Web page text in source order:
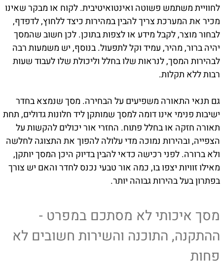
לחוויית משתמש פשוטה ואינטואיטיבית. לקוח או מבקר שאינו
מכיר את המערכת צריך להבין במהירות כיצד ללחוץ, לדפדף,
לבחור מוצר, לקבל מידע או לצפות בתוכן. לכן חשוב שהמסך
יהיה ברור, מהיר, עמיד וקל לתפעול. בנוסף, יש משמעות רבה
לבהירות המסך, לנראות שלו בחלל וליכולת שלו לעבוד שעות
רבות ללא תקלות.
גם תנאי התאורה משפיעים על הבחירה. מסך שנמצא בחדר
ישיבות פנימי אינו דומה למסך שמותקן ליד חלונות גדולים, תחת
תאורה חזקה או בחלל פתוח. החזרי אור יכולים להקשות על
הצפייה, ובהירות נמוכה מדי עלולה להפוך את התצוגה לחלשה
ולא ברורה. לפני רכישה כדאי להבין בדיוק היכן המסך יותקן,
מאילו זוויות יצפו בו, כמה אור טבעי נכנס לחדר והאם יש צורך
בפתרון בעל בהירות גבוהה יותר.
מסך איכותי לא מסתכם במפרט -
ההתקנה, התוכנה והשירות חשובים לא
פחות